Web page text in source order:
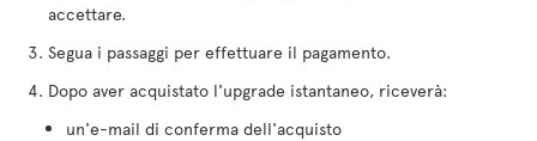
accettare.
Segua i passaggi per effettuare il pagamento.
Dopo aver acquistato l'upgrade istantaneo, riceverà:
un'e-mail di conferma dell'acquisto